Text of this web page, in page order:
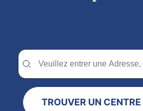
Trouver un centre dentaire
Trouver un centre dentaire Dentimad
TROUVER UN CENTRE